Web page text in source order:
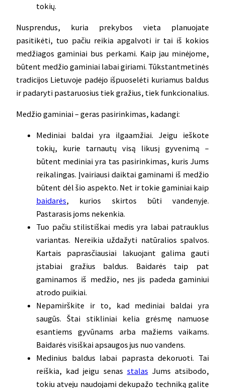
tokių.
Nusprendus, kuria prekybos vieta planuojate
pasitikėti, tuo pačiu reikia apgalvoti ir tai iš kokios
medžiagos gaminiai bus perkami. Kaip jau minėjome,
būtent medžio gaminiai labai giriami. Tūkstantmetinės
tradicijos Lietuvoje padėjo išpuoselėti kuriamus baldus
ir padaryti pastaruosius tiek gražius, tiek funkcionalius.
Medžio gaminiai – geras pasirinkimas, kadangi:
Mediniai baldai yra ilgaamžiai. Jeigu ieškote
tokių, kurie tarnautų visą likusį gyvenimą –
būtent mediniai yra tas pasirinkimas, kuris Jums
reikalingas. Įvairiausi daiktai gaminami iš medžio
būtent dėl šio aspekto. Net ir tokie gaminiai kaip
baidarės, kurios skirtos būti vandenyje.
Pastarasis joms nekenkia.
Tuo pačiu stilistiškai medis yra labai patrauklus
variantas. Nereikia uždažyti natūralios spalvos.
Kartais paprasčiausiai lakuojant galima gauti
įstabiai gražius baldus. Baidarės taip pat
gaminamos iš medžio, nes jis padeda gaminiui
atrodo puikiai.
Nepamirškite ir to, kad mediniai baldai yra
saugūs. Štai stikliniai kelia grėsmę namuose
esantiems gyvūnams arba mažiems vaikams.
Baidarės visiškai apsaugos jus nuo vandens.
Medinius baldus labai paprasta dekoruoti. Tai
reiškia, kad jeigu senas stalas Jums atsibodo,
tokiu atveju naudojami dekupažo techniką galite